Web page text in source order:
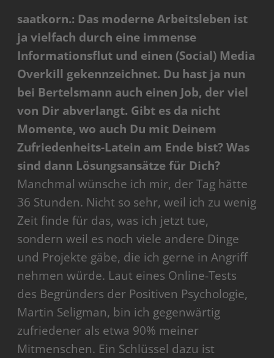
saatkorn.: Das moderne Arbeitsleben ist
ja vielfach durch eine immense
Informationsflut und einen (Social) Media
Overkill gekennzeichnet. Du hast ja nun
bei Bertelsmann auch einen Job, der viel
von Dir abverlangt. Gibt es da nicht
Momente, wo auch Du mit Deinem
Zufriedenheits-Latein am Ende bist? Was
sind dann Lösungsansätze für Dich?
Manchmal wünsche ich mir, der Tag hätte
36 Stunden. Nicht so sehr, weil ich zu wenig
Zeit finde für das, was ich jetzt tue,
sondern weil es noch viele andere Dinge
und Projekte gäbe, die ich gerne in Angriff
nehmen würde. Laut eines Online-Tests
des Begründers der Positiven Psychologie,
Martin Seligman, bin ich gegenwärtig
zufriedener als etwa 90% meiner
Mitmenschen. Ein Schlüssel dazu ist